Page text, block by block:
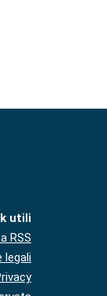
utili
RSS
legali